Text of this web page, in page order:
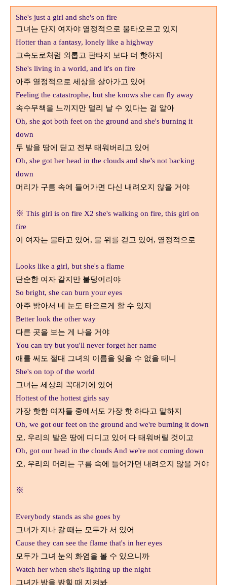
She's just a girl and she's on fire
그녀는 단지 여자야 열정적으로 불타오르고 있지
Hotter than a fantasy, lonely like a highway
고속도로처럼 외롭고 판타지 보다 더 핫하지
She's living in a world, and it's on fire
아주 열정적으로 세상을 살아가고 있어
Feeling the catastrophe, but she knows she can fly away
속수무책을 느끼지만 멀리 날 수 있다는 걸 알아
Oh, she got both feet on the ground and she's burning it
down
두 발을 땅에 딛고 전부 태워버리고 있어
Oh, she got her head in the clouds and she's not backing
down
머리가 구름 속에 들어가면 다신 내려오지 않을 거야
※ This girl is on fire X2 she's walking on fire, this girl on
fire
이 여자는 불타고 있어 , 불 위를 걷고 있어 , 열정적으로
Looks like a girl, but she's a flame
단순한 여자 같지만 불덩어리야
So bright, she can burn your eyes
아주 밝아서 네 눈도 타오르게 할 수 있지
Better look the other way
다른 곳을 보는 게 나을 거야
You can try but you'll never forget her name
애를 써도 절대 그녀의 이름을 잊을 수 없을 테니
She's on top of the world
그녀는 세상의 꼭대기에 있어
Hottest of the hottest girls say
가장 핫한 여자들 중에서도 가장 핫 하다고 말하지
Oh, we got our feet on the ground and we're burning it down
오, 우리의 발은 땅에 디디고 있어 다 태워버릴 것이고
Oh, got our head in the clouds And we're not coming down
오, 우리의 머리는 구름 속에 들어가면 내려오지 않을 거야
※
Everybody stands as she goes by
그녀가 지나 갈 때는 모두가 서 있어
Cause they can see the flame that's in her eyes
모두가 그녀 눈의 화염을 볼 수 있으니까
Watch her when she's lighting up the night
그녀가 밤을 밝힐 때 지켜봐